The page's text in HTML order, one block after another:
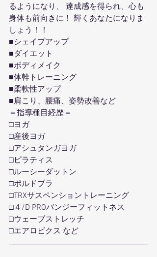
るようになり、 達成感を得られ、心も
身体も前向きに！ 輝くあなたになりま
しょう！！
■シェイプアップ
■ダイエット
■ボディメイク
■体幹トレーニング
■柔軟性アップ
■肩こり、腰痛、姿勢改善など
＝指導種目経歴＝
□ヨガ
□産後ヨガ
□アシュタンガヨガ
□ピラティス
□ルーシーダットン
□ポルドブラ
□TRXサスペンショントレーニング
□４/D PROバンジーフィットネス
□ウェーブストレッチ
□エアロビクス など